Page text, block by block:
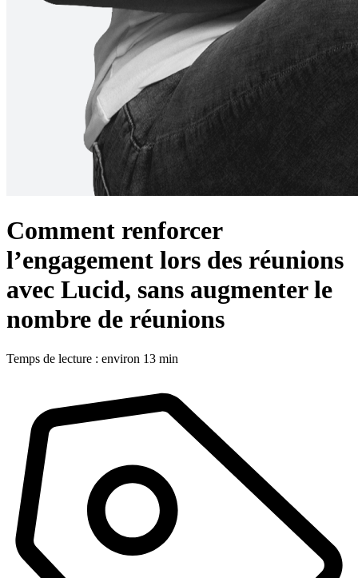
Comment renforcer
l’engagement lors des réunions
avec Lucid, sans augmenter le
nombre de réunions
Temps de lecture : environ 13 min